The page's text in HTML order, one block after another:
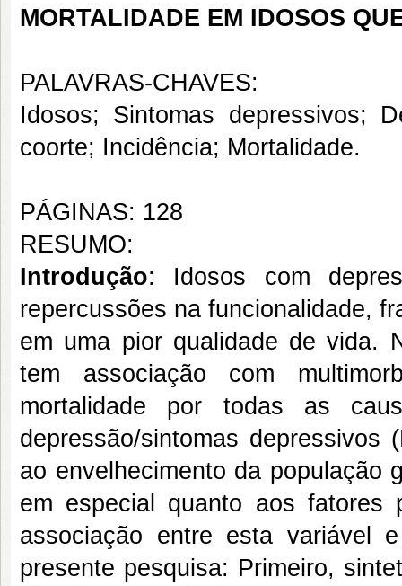
MORTALIDADE EM IDOSOS
PALAVRAS-CHAVES:
Idosos; Sintomas depressivos;
coorte; Incidência; Mortalidade.
PÁGINAS: 128
RESUMO:
Introdução: Idosos com
repercussões na funcionalidade,
em uma pior qualidade de vida.
tem associação com
mortalidade por todas as
depressão/sintomas depressivos
ao envelhecimento da população
em especial quanto aos
associação entre esta variável
presente pesquisa: Primeiro,